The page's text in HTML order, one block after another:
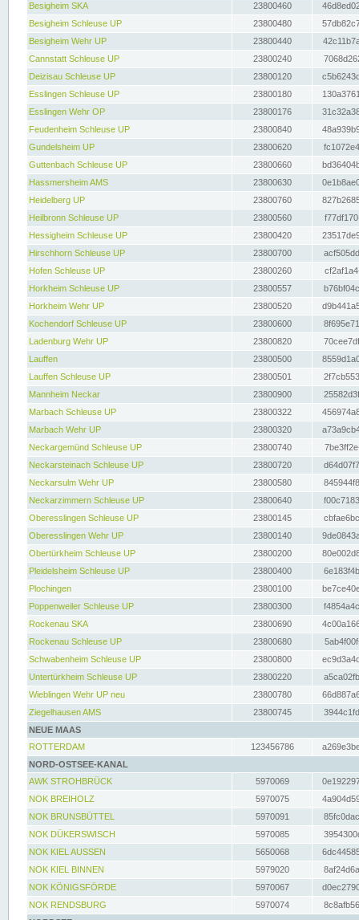
Besigheim SKA
23800460
Besigheim Schleuse UP
23800480
Besigheim Wehr UP
23800440
Cannstatt Schleuse UP
23800240
Deizisau Schleuse UP
23800120
Esslingen Schleuse UP
23800180
Esslingen Wehr OP
23800176
Feudenheim Schleuse UP
23800840
Gundelsheim UP
23800620
Guttenbach Schleuse UP
23800660
Hassmersheim AMS
23800630
Heidelberg UP
23800760
Heilbronn Schleuse UP
23800560
Hessigheim Schleuse UP
23800420
Hirschhorn Schleuse UP
23800700
Hofen Schleuse UP
23800260
Horkheim Schleuse UP
23800557
Horkheim Wehr UP
23800520
Kochendorf Schleuse UP
23800600
Ladenburg Wehr UP
23800820
Lauffen
23800500
Lauffen Schleuse UP
23800501
Mannheim Neckar
23800900
Marbach Schleuse UP
23800322
Marbach Wehr UP
23800320
Neckargemünd Schleuse UP
23800740
Neckarsteinach Schleuse UP
23800720
Neckarsulm Wehr UP
23800580
Neckarzimmern Schleuse UP
23800640
Oberesslingen Schleuse UP
23800145
Oberesslingen Wehr UP
23800140
Obertürkheim Schleuse UP
23800200
Pleidelsheim Schleuse UP
23800400
Plochingen
23800100
Poppenweiler Schleuse UP
23800300
Rockenau SKA
23800690
Rockenau Schleuse UP
23800680
Schwabenheim Schleuse UP
23800800
Untertürkheim Schleuse UP
23800220
Wieblingen Wehr UP neu
23800780
Ziegelhausen AMS
23800745
NEUE MAAS
ROTTERDAM
123456786
NORD-OSTSEE-KANAL
AWK STROHBRÜCK
5970069
NOK BREIHOLZ
5970075
NOK BRUNSBÜTTEL
5970091
NOK DÜKERSWISCH
5970085
NOK KIEL AUSSEN
5650068
NOK KIEL BINNEN
5979020
NOK KÖNIGSFÖRDE
5970067
NOK RENDSBURG
5970074